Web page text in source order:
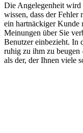
Die Angelegenheit wird
wissen, dass der Fehler
ein hartnäckiger Kunde
Meinungen über Sie
Benutzer einbezieht. In
ruhig zu ihm zu beugen
als der, der Ihnen viele